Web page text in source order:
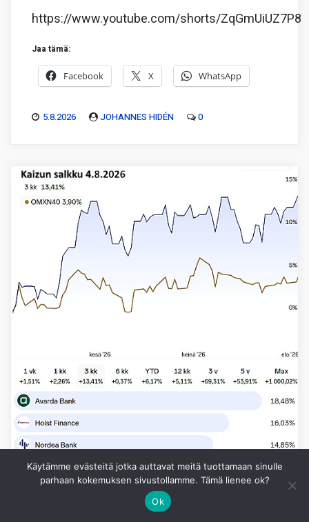
https://www.youtube.com/shorts/ZqGmUiUZ7P8
Jaa tämä:
Facebook X WhatsApp
5.8.2026 JOHANNES HIDÉN 0
Käytämme evästeitä jotka auttavat meitä tuottamaan sinulle
parhaan kokemuksen sivustollamme. Tämä lienee ok?
Ok